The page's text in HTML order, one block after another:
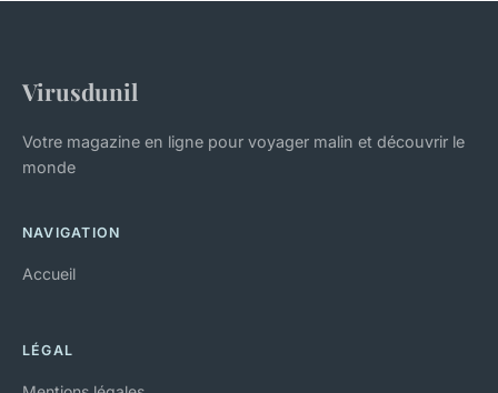
Virusdunil
Votre magazine en ligne pour voyager malin et découvrir le
monde
NAVIGATION
Accueil
LÉGAL